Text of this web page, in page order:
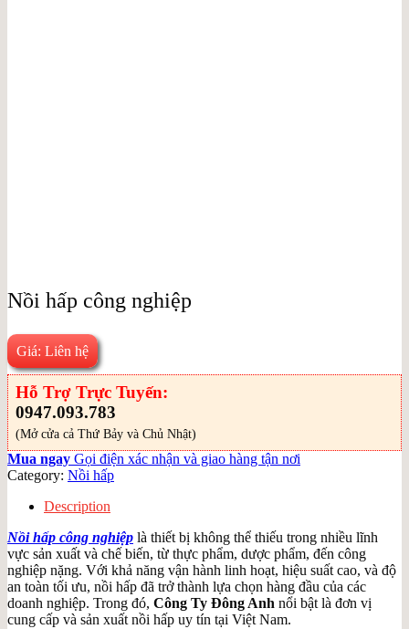
Nồi hấp công nghiệp
Giá: Liên hệ
Hỗ Trợ Trực Tuyến:
0947.093.783
(Mở cửa cả Thứ Bảy và Chủ Nhật)
Mua ngay Gọi điện xác nhận và giao hàng tận nơi
Category: Nồi hấp
Description
Nồi hấp công nghiệp là thiết bị không thể thiếu trong nhiều lĩnh
vực sản xuất và chế biến, từ thực phẩm, dược phẩm, đến công
nghiệp nặng. Với khả năng vận hành linh hoạt, hiệu suất cao, và độ
an toàn tối ưu, nồi hấp đã trở thành lựa chọn hàng đầu của các
doanh nghiệp. Trong đó, Công Ty Đông Anh nổi bật là đơn vị
cung cấp và sản xuất nồi hấp uy tín tại Việt Nam.